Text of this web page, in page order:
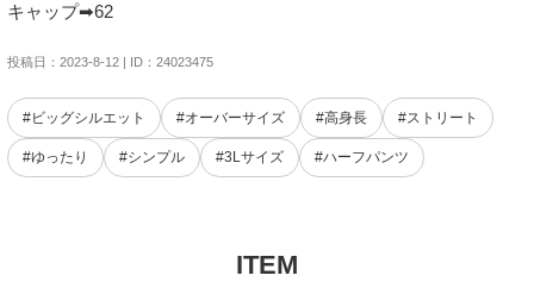
キャップ➡62
投稿日：2023-8-12 | ID：24023475
#ビッグシルエット #オーバーサイズ #高身長 #ストリート
#ゆったり #シンプル #3Lサイズ #ハーフパンツ